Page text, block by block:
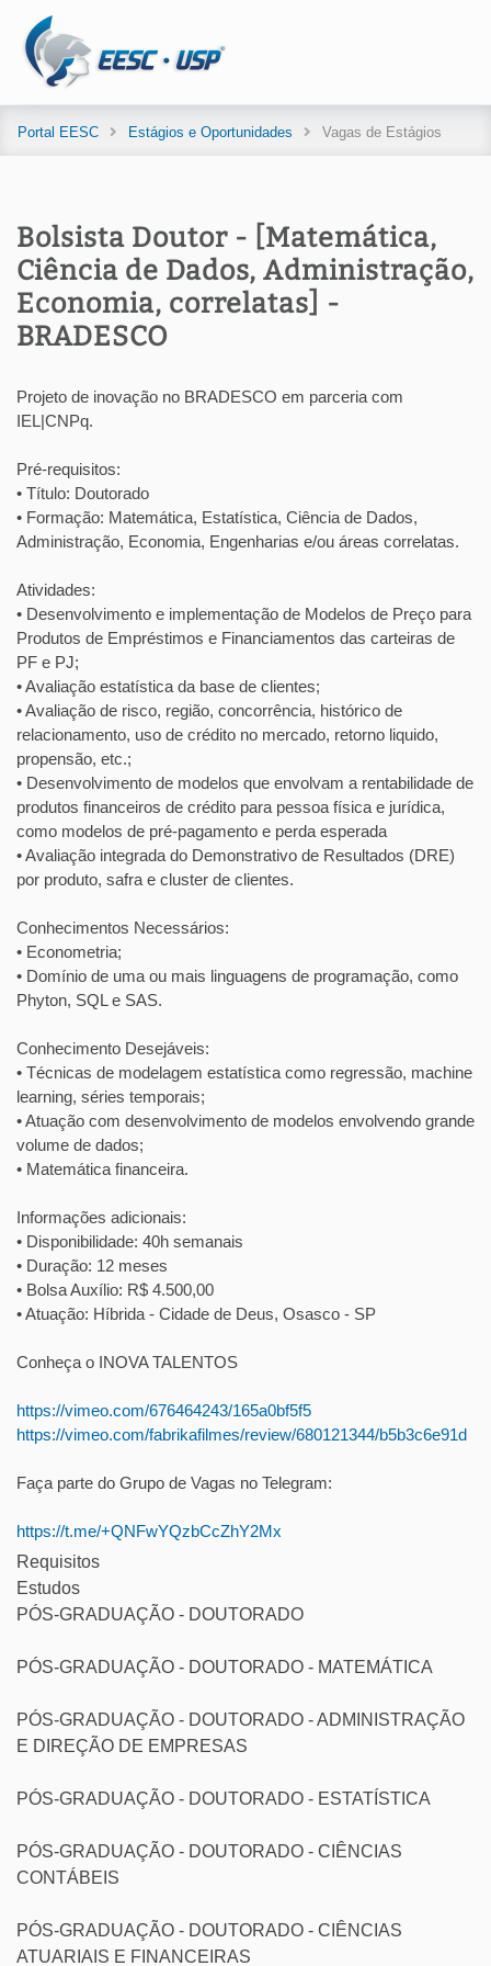
Portal EESC Estágios e Oportunidades Vagas de Estágios
Bolsista Doutor - [Matemática,
Ciência de Dados, Administração,
Economia, correlatas] -
BRADESCO
Projeto de inovação no BRADESCO em parceria com
IEL|CNPq.
Pré-requisitos:
• Título: Doutorado
• Formação: Matemática, Estatística, Ciência de Dados,
Administração, Economia, Engenharias e/ou áreas correlatas.
Atividades:
• Desenvolvimento e implementação de Modelos de Preço para
Produtos de Empréstimos e Financiamentos das carteiras de
PF e PJ;
• Avaliação estatística da base de clientes;
• Avaliação de risco, região, concorrência, histórico de
relacionamento, uso de crédito no mercado, retorno liquido,
propensão, etc.;
• Desenvolvimento de modelos que envolvam a rentabilidade de
produtos financeiros de crédito para pessoa física e jurídica,
como modelos de pré-pagamento e perda esperada
• Avaliação integrada do Demonstrativo de Resultados (DRE)
por produto, safra e cluster de clientes.
Conhecimentos Necessários:
• Econometria;
• Domínio de uma ou mais linguagens de programação, como
Phyton, SQL e SAS.
Conhecimento Desejáveis:
• Técnicas de modelagem estatística como regressão, machine
learning, séries temporais;
• Atuação com desenvolvimento de modelos envolvendo grande
volume de dados;
• Matemática financeira.
Informações adicionais:
• Disponibilidade: 40h semanais
• Duração: 12 meses
• Bolsa Auxílio: R$ 4.500,00
• Atuação: Híbrida - Cidade de Deus, Osasco - SP
Conheça o INOVA TALENTOS
https://vimeo.com/676464243/165a0bf5f5
https://vimeo.com/fabrikafilmes/review/680121344/b5b3c6e91d
Faça parte do Grupo de Vagas no Telegram:
https://t.me/+QNFwYQzbCcZhY2Mx
Requisitos
Estudos
PÓS-GRADUAÇÃO - DOUTORADO
PÓS-GRADUAÇÃO - DOUTORADO - MATEMÁTICA
PÓS-GRADUAÇÃO - DOUTORADO - ADMINISTRAÇÃO
E DIREÇÃO DE EMPRESAS
PÓS-GRADUAÇÃO - DOUTORADO - ESTATÍSTICA
PÓS-GRADUAÇÃO - DOUTORADO - CIÊNCIAS
CONTÁBEIS
PÓS-GRADUAÇÃO - DOUTORADO - CIÊNCIAS
ATUARIAIS E FINANCEIRAS